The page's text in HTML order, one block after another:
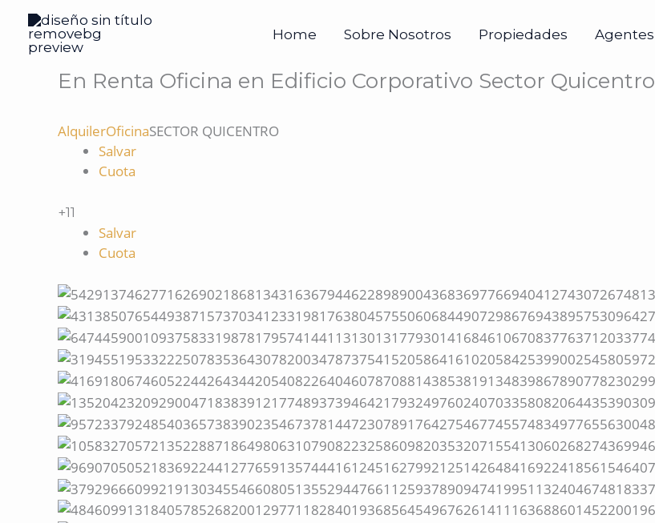
contenido
Home Sobre Nosotros Propiedades Agentes
En Renta Oficina en Edificio Corporativo Sector Quicentro
AlquilerOficinaSECTOR QUICENTRO
Salvar
Cuota
+11
Salvar
Cuota